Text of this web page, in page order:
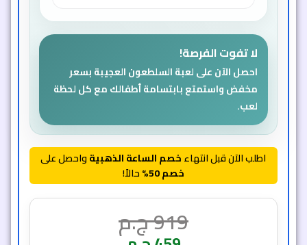
لا تفوت الفرصة!
احصل الآن على لعبة السلطعون العجيبة بسعر
مخفض واستمتع بابتسامة أطفالك مع كل لحظة
لعب.
اطلب الآن قبل انتهاءخصم الساعة الذهبيةواحصل على
خصم 50%
حالاً!
919ج.م